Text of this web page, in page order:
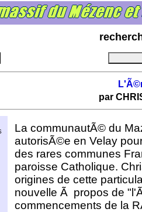
par
La communautÃ© du
autorisÃ©e en Velay
des rares communes
paroisse Catholique.
origines de cette
nouvelle Ã propos de
commencements de la